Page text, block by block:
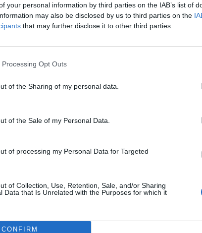
your personal information by third parties on the IAB’s list of
may also be disclosed by us to third parties on the
that may further disclose it to other third parties.
Opt Outs
of the Sharing of my personal data.
of the Sale of my Personal Data.
of processing my Personal Data for Targeted
of Collection, Use, Retention, Sale, and/or Sharing
Data that Is Unrelated with the Purposes for which it
CONFIRM
Όλα όσα θα δούμε σήμερα
@12-07-2022